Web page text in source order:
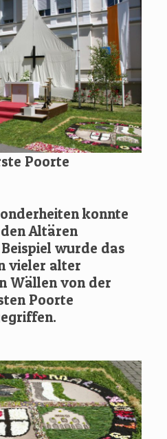
Poorte
konnte
Altären
wurde das
vieler alter
Wällen von der
Poorte